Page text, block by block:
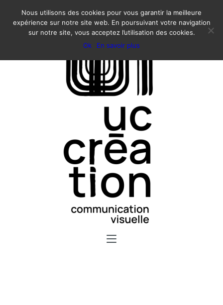
Nous utilisons des cookies pour vous garantir la meilleure
expérience sur notre site web. En poursuivant votre navigation
sur notre site, vous acceptez l’utilisation des cookies.
Ok
En savoir plus